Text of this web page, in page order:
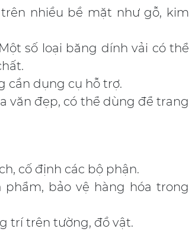
nhiều bề mặt như gỗ, kim
Một số loại băng dính vải có thể
cần dụng cụ hỗ trợ.
văn đẹp, có thể dùng để trang
cố định các bộ phận.
bảo vệ hàng hóa trong
trí trên tường, đồ vật.